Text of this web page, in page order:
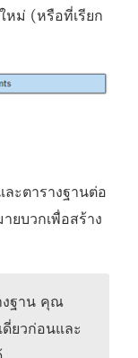
หม่ (หรือที่เรียก
ะตารางฐานต่อ
ยบวกเพื่อสร้าง
งฐาน คุณ
ดี่ยวก่อนและ